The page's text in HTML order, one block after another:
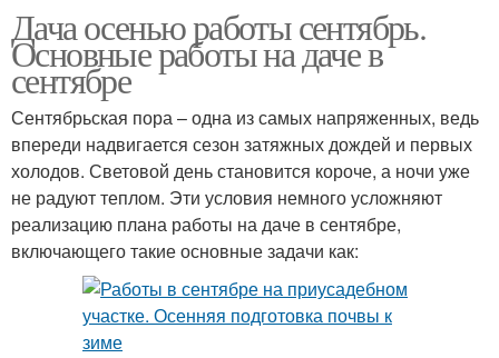
Дача осенью работы сентябрь.
Основные работы на даче в
сентябре
Сентябрьская пора – одна из самых напряженных, ведь
впереди надвигается сезон затяжных дождей и первых
холодов. Световой день становится короче, а ночи уже
не радуют теплом. Эти условия немного усложняют
реализацию плана работы на даче в сентябре,
включающего такие основные задачи как: